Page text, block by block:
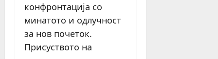
конфронтација со
минатото и одлучност
за нов почеток.
Присуството на